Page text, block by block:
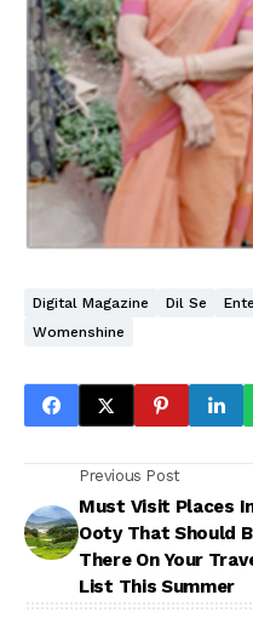
Digital Magazine Dil Se
Womenshine
Previous Post
Must Visit Places
Ooty That Should
There On Your
List This Summer